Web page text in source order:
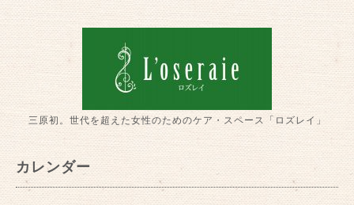
三原初。世代を超えた女性のためのケア・スペース「ロズレイ」
カレンダー